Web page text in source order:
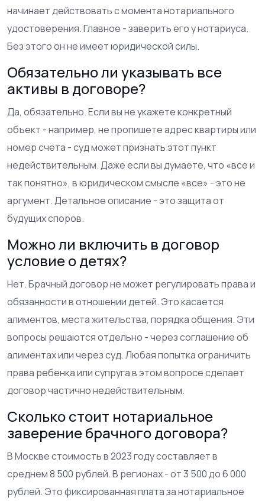
начинает действовать с момента нотариального
удостоверения. Главное - заверить его у нотариуса.
Без этого он не имеет юридической силы.
Обязательно ли указывать все
активы в договоре?
Да, обязательно. Если вы не укажете конкретный
объект - например, не пропишете адрес квартиры или
номер счета - суд может признать этот пункт
недействительным. Даже если вы думаете, что «все и
так понятно», в юридическом смысле «все» - это не
аргумент. Детальное описание - это защита от
будущих споров.
Можно ли включить в договор
условие о детях?
Нет. Брачный договор не может регулировать права и
обязанности в отношении детей. Это касается
алиментов, места жительства, порядка общения. Эти
вопросы решаются отдельно - через соглашение об
алиментах или через суд. Любая попытка ограничить
права ребенка или супруга в этом вопросе сделает
договор частично недействительным.
Сколько стоит нотариальное
заверение брачного договора?
В Москве стоимость в 2023 году составляет в
среднем 8 500 рублей. В регионах - от 3 500 до 6 000
рублей. Это фиксированная плата за нотариальное